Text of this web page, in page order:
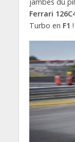
Ferrari
Turbo en F1 !